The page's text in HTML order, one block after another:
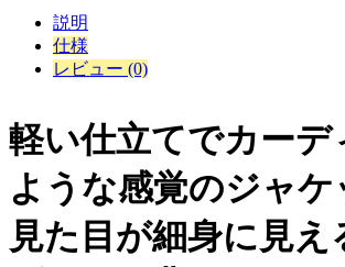
説明
仕様
レビュー (0)
軽い仕立てでカーデ
ような感覚のジャケ
見た目が細身に見え